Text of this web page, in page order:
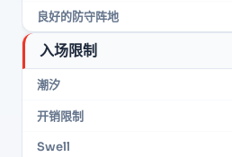
良好的防守阵地
入场限制
潮汐
开销限制
Swell